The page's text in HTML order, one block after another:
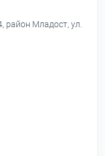
район Младост, ул.